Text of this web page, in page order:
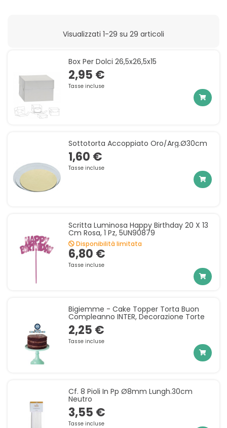
Visualizzati 1-29 su 29 articoli
Box Per Dolci 26,5x26,5x15
2,95 €
Tasse incluse
Sottotorta Accoppiato Oro/arg.ø30cm
1,60 €
Tasse incluse
Scritta Luminosa Happy Birthday 20 X 13
Cm Rosa, 1 Pz, 5UN90879
Disponibilità limitata
6,80 €
Tasse incluse
Bigiemme - Cake Topper Torta Buon
Compleanno INTER, Decorazione Torte
2,25 €
Tasse incluse
Cf. 8 Pioli In Pp Ø8mm Lungh.30cm
Neutro
3,55 €
Tasse incluse